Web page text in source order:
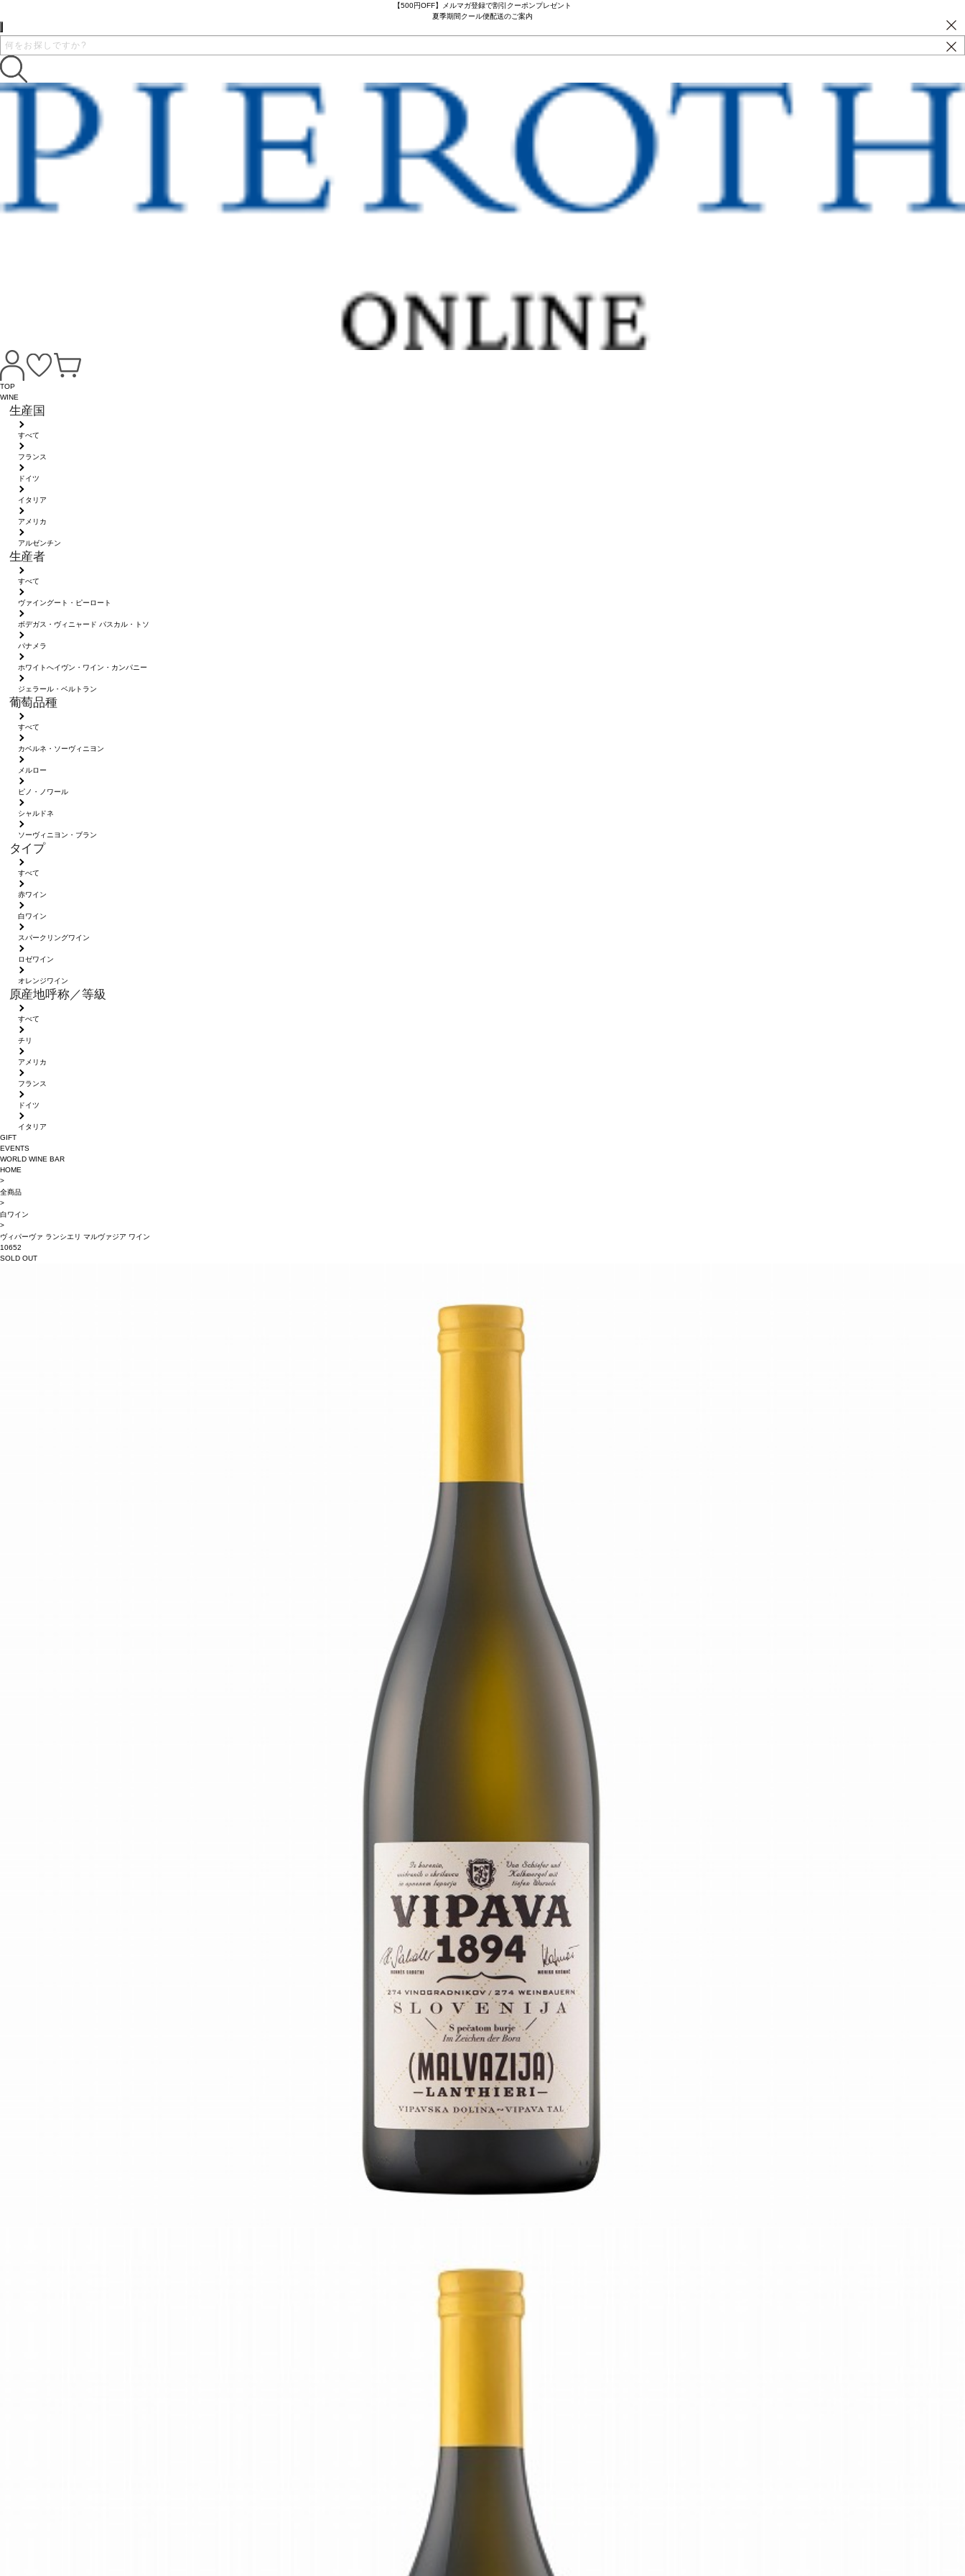
【500円OFF】メルマガ登録で割引クーポンプレゼント
夏季期間クール便配送のご案内
TOP
WINE
生産国
すべて
フランス
ドイツ
イタリア
アメリカ
アルゼンチン
生産者
すべて
ヴァイングート・ピーロート
ボデガス・ヴィニャード パスカル・トソ
パナメラ
ホワイトへイヴン・ワイン・カンパニー
ジェラール・ベルトラン
葡萄品種
すべて
カベルネ・ソーヴィニヨン
メルロー
ピノ・ノワール
シャルドネ
ソーヴィニヨン・ブラン
タイプ
すべて
赤ワイン
白ワイン
スパークリングワイン
ロゼワイン
オレンジワイン
原産地呼称／等級
すべて
チリ
アメリカ
フランス
ドイツ
イタリア
GIFT
EVENTS
WORLD WINE BAR
HOME
>
全商品
>
白ワイン
>
ヴィパーヴァ ランシエリ マルヴァジア ワイン
10652
SOLD OUT